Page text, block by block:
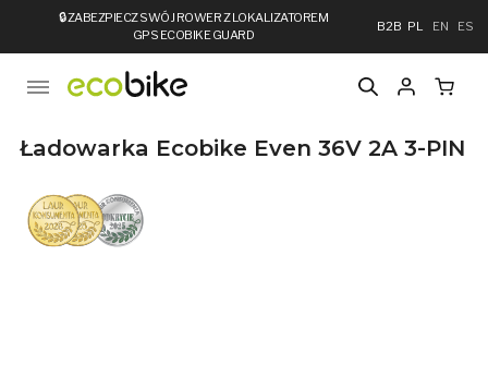
🔒ZABEZPIECZ SWÓJ ROWER Z LOKALIZATOREM
GPS ECOBIKE GUARD
B2B PL EN ES
Ładowarka Ecobike Even 36V 2A 3-PIN